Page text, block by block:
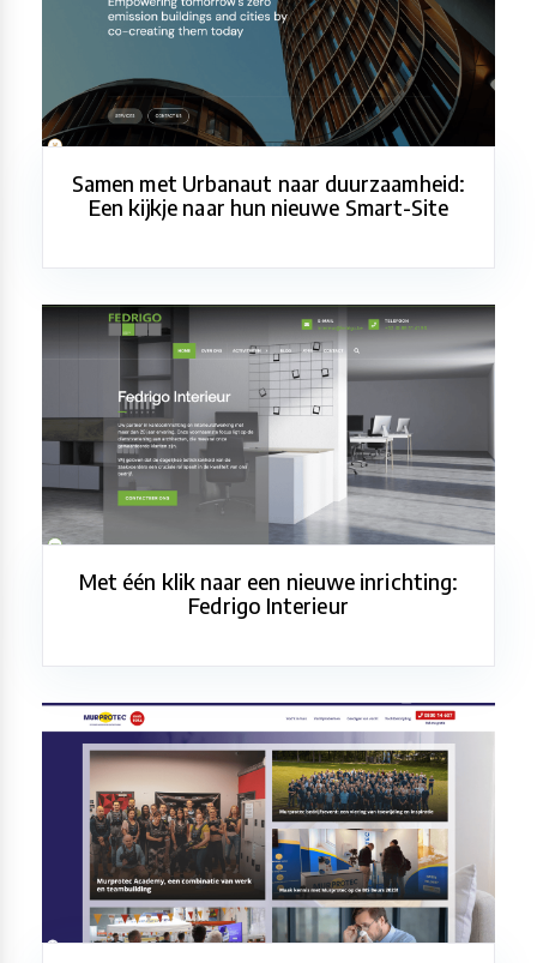
Samen met Urbanaut naar duurzaamheid:
Een kijkje naar hun nieuwe Smart-Site
Met één klik naar een nieuwe inrichting:
Fedrigo Interieur